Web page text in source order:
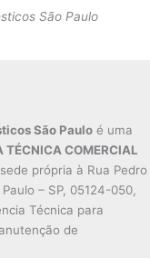
São Paulo
São Paulo é uma
TÉCNICA COMERCIAL
própria à Rua Pedro
– SP, 05124-050,
Técnica para
de